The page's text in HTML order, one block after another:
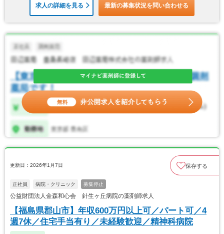
求人の詳細を見る 最新の募集状況を問い合わせる
更新日：2026年1月7日 保存する
正社員 病院・クリニック 募集停止
公益財団法人金森和心会 針生ヶ丘病院の薬剤師求人
【福島県郡山市】年収600万円以上可／パート可／4
週7休／住宅手当有り／未経験歓迎／精神科病院